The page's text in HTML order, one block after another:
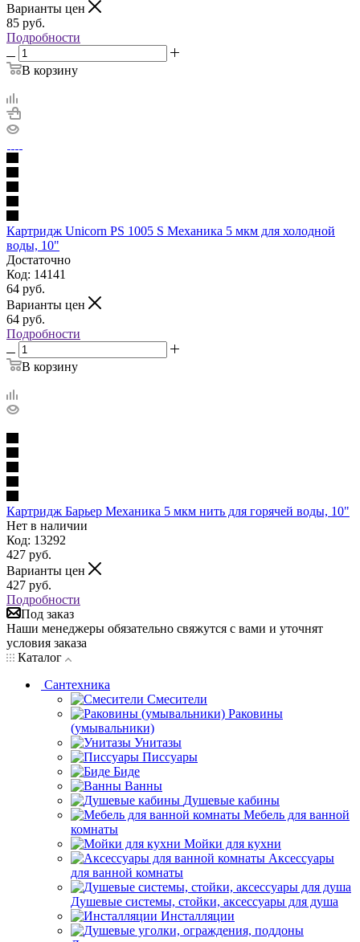
Варианты цен
85 руб.
Подробности
В корзину
Картридж Unicorn PS 1005 S Механика 5 мкм для холодной
воды, 10"
Достаточно
Код: 14141
64 руб.
Варианты цен
64 руб.
Подробности
В корзину
Картридж Барьер Механика 5 мкм нить для горячей воды, 10"
Нет в наличии
Код: 13292
427 руб.
Варианты цен
427 руб.
Подробности
Под заказ
Наши менеджеры обязательно свяжутся с вами и уточнят
условия заказа
Каталог
Сантехника
Смесители
Раковины
(умывальники)
Унитазы
Писсуары
Биде
Ванны
Душевые кабины
Мебель для ванной
комнаты
Мойки для кухни
Аксессуары
для ванной комнаты
Душевые системы, стойки, аксессуары для душа
Инсталляции